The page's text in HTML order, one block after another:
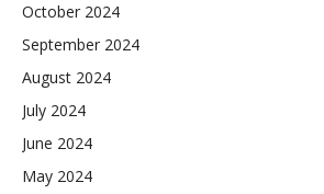
October 2024
September 2024
August 2024
July 2024
June 2024
May 2024